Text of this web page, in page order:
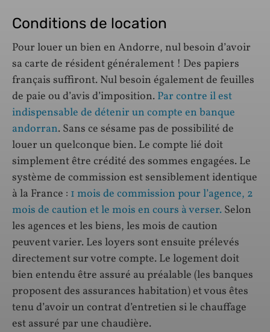
Conditions de location
Pour louer un bien en Andorre, nul besoin d’avoir
sa carte de résident généralement ! Des papiers
français suffiront. Nul besoin également de feuilles
de paie ou d’avis d’imposition. Par contre il est
indispensable de détenir un compte en banque
andorran. Sans ce sésame pas de possibilité de
louer un quelconque bien. Le compte lié doit
simplement être crédité des sommes engagées. Le
système de commission est sensiblement identique
à la France : 1 mois de commission pour l’agence, 2
mois de caution et le mois en cours à verser. Selon
les agences et les biens, les mois de caution
peuvent varier. Les loyers sont ensuite prélevés
directement sur votre compte. Le logement doit
bien entendu être assuré au préalable (les banques
proposent des assurances habitation) et vous êtes
tenu d’avoir un contrat d’entretien si le chauffage
est assuré par une chaudière.